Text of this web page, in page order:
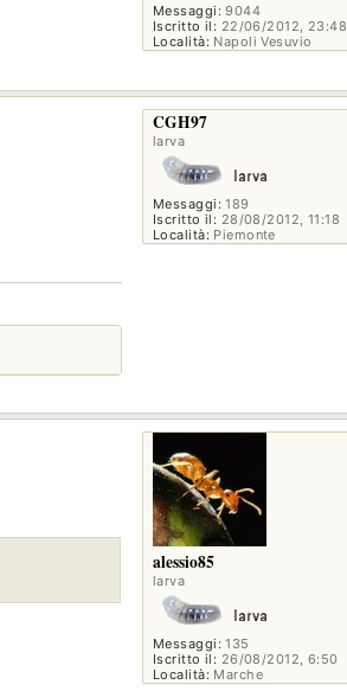
Messaggi: 9044
Iscritto il: 22/06/2012, 23:48
Località: Napoli Vesuvio
CGH97
larva
Messaggi: 189
Iscritto il: 28/08/2012, 11:18
Località: Piemonte
alessio85
larva
Messaggi: 135
Iscritto il: 26/08/2012, 6:50
Località: Marche